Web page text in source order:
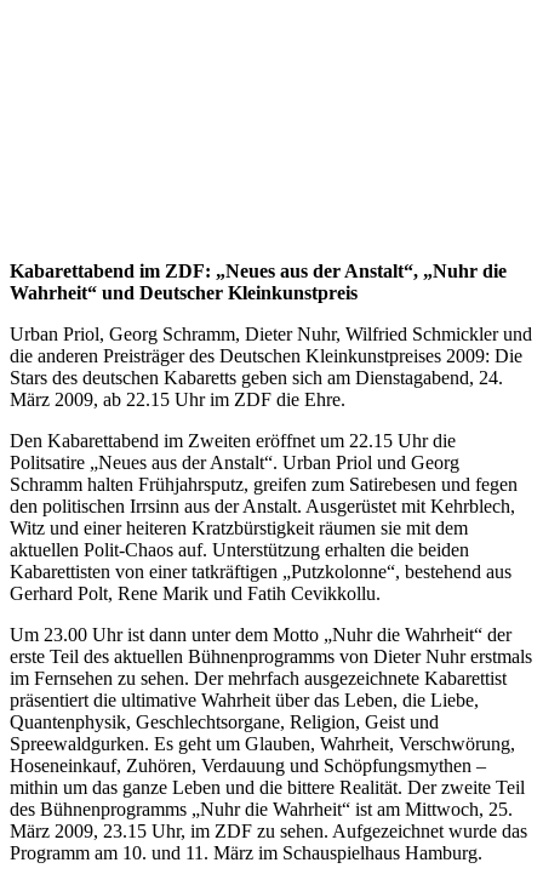
Kabarettabend im ZDF: „Neues aus der Anstalt“, „Nuhr die
Wahrheit“ und Deutscher Kleinkunstpreis
Urban Priol, Georg Schramm, Dieter Nuhr, Wilfried Schmickler und
die anderen Preisträger des Deutschen Kleinkunstpreises 2009: Die
Stars des deutschen Kabaretts geben sich am Dienstagabend, 24.
März 2009, ab 22.15 Uhr im ZDF die Ehre.
Den Kabarettabend im Zweiten eröffnet um 22.15 Uhr die
Politsatire „Neues aus der Anstalt“. Urban Priol und Georg
Schramm halten Frühjahrsputz, greifen zum Satirebesen und fegen
den politischen Irrsinn aus der Anstalt. Ausgerüstet mit Kehrblech,
Witz und einer heiteren Kratzbürstigkeit räumen sie mit dem
aktuellen Polit-Chaos auf. Unterstützung erhalten die beiden
Kabarettisten von einer tatkräftigen „Putzkolonne“, bestehend aus
Gerhard Polt, Rene Marik und Fatih Cevikkollu.
Um 23.00 Uhr ist dann unter dem Motto „Nuhr die Wahrheit“ der
erste Teil des aktuellen Bühnenprogramms von Dieter Nuhr erstmals
im Fernsehen zu sehen. Der mehrfach ausgezeichnete Kabarettist
präsentiert die ultimative Wahrheit über das Leben, die Liebe,
Quantenphysik, Geschlechtsorgane, Religion, Geist und
Spreewaldgurken. Es geht um Glauben, Wahrheit, Verschwörung,
Hoseneinkauf, Zuhören, Verdauung und Schöpfungsmythen –
mithin um das ganze Leben und die bittere Realität. Der zweite Teil
des Bühnenprogramms „Nuhr die Wahrheit“ ist am Mittwoch, 25.
März 2009, 23.15 Uhr, im ZDF zu sehen. Aufgezeichnet wurde das
Programm am 10. und 11. März im Schauspielhaus Hamburg.